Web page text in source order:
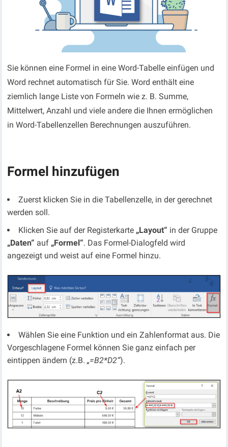
Sie können eine Formel in eine Word-Tabelle einfügen und
Word rechnet automatisch für Sie. Word enthält eine
ziemlich lange Liste von Formeln wie z. B. Summe,
Mittelwert, Anzahl und viele andere die Ihnen ermöglichen
in Word-Tabellenzellen Berechnungen auszuführen.
Formel hinzufügen
Zuerst klicken Sie in die Tabellenzelle, in der gerechnet
werden soll.
Klicken Sie auf der Registerkarte „Layout“ in der Gruppe
„Daten“ auf „Formel“. Das Formel-Dialogfeld wird
angezeigt und weist auf eine Formel hinzu.
Wählen Sie eine Funktion und ein Zahlenformat aus. Die
Vorgeschlagene Formel können Sie ganz einfach per
eintippen ändern (z.B.„=B2*D2“).